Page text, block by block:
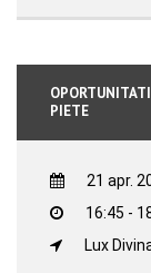
PIETE
21 apr.
16:45 -
Lux